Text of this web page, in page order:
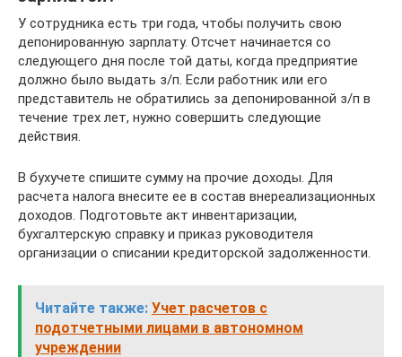
У сотрудника есть три года, чтобы получить свою
депонированную зарплату. Отсчет начинается со
следующего дня после той даты, когда предприятие
должно было выдать з/п. Если работник или его
представитель не обратились за депонированной з/п в
течение трех лет, нужно совершить следующие
действия.
В бухучете спишите сумму на прочие доходы. Для
расчета налога внесите ее в состав внереализационных
доходов. Подготовьте акт инвентаризации,
бухгалтерскую справку и приказ руководителя
организации о списании кредиторской задолженности.
Читайте также: Учет расчетов с
подотчетными лицами в автономном
учреждении